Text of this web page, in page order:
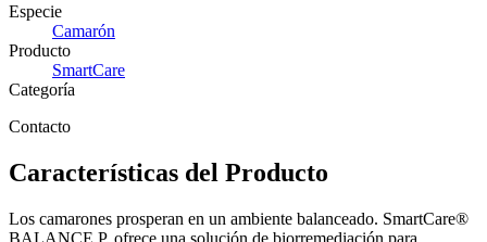
Especie
Camarón
Producto
SmartCare
Categoría
Contacto
Características del Producto
Los camarones prosperan en un ambiente balanceado. SmartCare®
BALANCE P, ofrece una solución de biorremediación para